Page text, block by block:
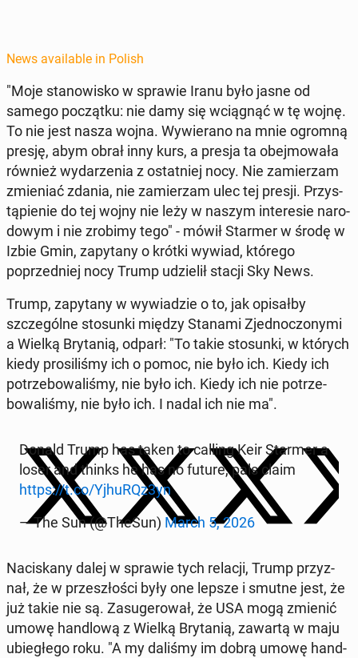
News available in Polish
"Moje stanowisko w sprawie Iranu było jasne od
samego początku: nie damy się wciągnąć w tę wojnę.
To nie jest nasza wojna. Wywier­a­no na mnie ogromną
presję, abym obrał inny kurs, a presja ta obe­j­mowała
również wydarzenia z os­tat­niej nocy. Nie za­mierzam
zmieni­ać zdania, nie za­mierzam ulec tej presji. Przys­
tąpi­e­nie do tej wojny nie leży w naszym in­tere­sie nar­o­
dowym i nie zrobimy tego" - mówił Starmer w środę w
Izbie Gmin, za­py­tany o krótki wywiad, którego
poprzed­niej nocy Trump udzielił stacji Sky News.
Trump, za­py­tany w wywiadzie o to, jak opisał­by
szczególne sto­sun­ki między Stanami Zjed­noc­zony­mi
a Wielką Bry­tanią, odparł: "To takie sto­sun­ki, w których
kiedy prosil­iśmy ich o pomoc, nie było ich. Kiedy ich
potrze­bowal­iśmy, nie było ich. Kiedy ich nie potrze­
bowal­iśmy, nie było ich. I nadal ich nie ma".
Donald Trump has taken to calling Keir Starmer a
loser and thinks he has no future, pals claim
https://t.co/YjhuRQz3yn
— The Sun (@TheSun) March 5, 2026
Naciskany dalej w sprawie tych relacji, Trump przyz­
nał, że w przeszłoś­ci były one lepsze i smutne jest, że
już takie nie są. Za­sug­erował, że USA mogą zmienić
umowę hand­lową z Wielką Bry­tanią, zawartą w maju
ubiegłego roku. "A my daliśmy im dobrą umowę hand­